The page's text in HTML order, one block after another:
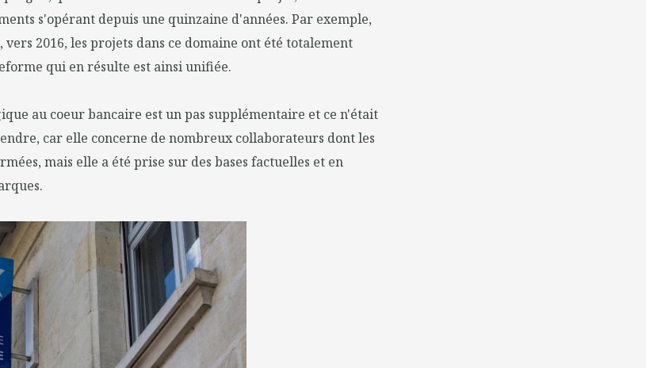
s'opérant depuis une quinzaine d'années. Par exemple,
2016, les projets dans ce domaine ont été totalement
qui en résulte est ainsi unifiée.
au coeur bancaire est un pas supplémentaire et ce n'était
car elle concerne de nombreux collaborateurs dont les
mais elle a été prise sur des bases factuelles et en